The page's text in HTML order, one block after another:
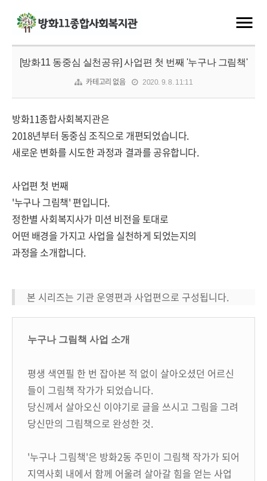
[방화11 동중심 실천공유] 사업편 첫 번째 '누구나 그림책'
카테고리 없음 2020. 9. 8. 11:11
방화11종합사회복지관은
2018년부터 동중심 조직으로 개편되었습니다.
새로운 변화를 시도한 과정과 결과를 공유합니다.
사업편 첫 번째
'누구나 그림책' 편입니다.
정한별 사회복지사가 미션 비전을 토대로
어떤 배경을 가지고 사업을 실천하게 되었는지의
과정을 소개합니다.
본 시리즈는 기관 운영편과 사업편으로 구성됩니다.
누구나 그림책 사업 소개
평생 색연필 한 번 잡아본 적 없이 살아오셨던 어르신
들이 그림책 작가가 되었습니다.
당신께서 살아오신 이야기로 글을 쓰시고 그림을 그려
당신만의 그림책으로 완성한 것.
'누구나 그림책'은 방화2동 주민이 그림책 작가가 되어
지역사회 내에서 함께 어울려 살아갈 힘을 얻는 사업